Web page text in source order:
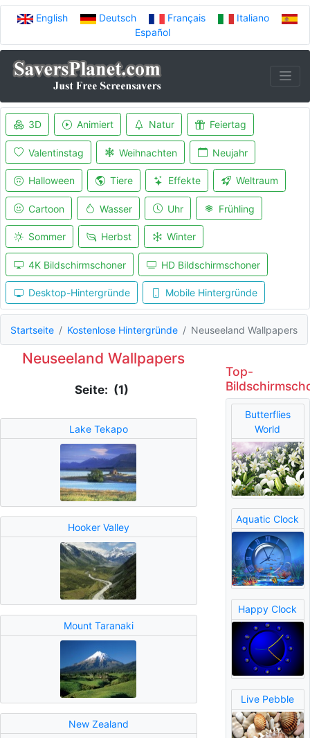
English Deutsch Français
Italiano
Español
3D Animiert Natur Feiertag
Valentinstag Weihnachten Neujahr
Halloween Tiere Effekte Weltraum
Cartoon Wasser Uhr Frühling
Sommer Herbst Winter
4K Bildschirmschoner HD Bildschirmschoner
Desktop-Hintergründe Mobile Hintergründe
Startseite Kostenlose Hintergründe Neuseeland Wallpapers
Neuseeland Wallpapers
Seite: (1)
Lake Tekapo
Hooker Valley
Mount Taranaki
New Zealand
Top-
Butterflies
World
Aquatic Clock
Happy Clock
Live Pebble